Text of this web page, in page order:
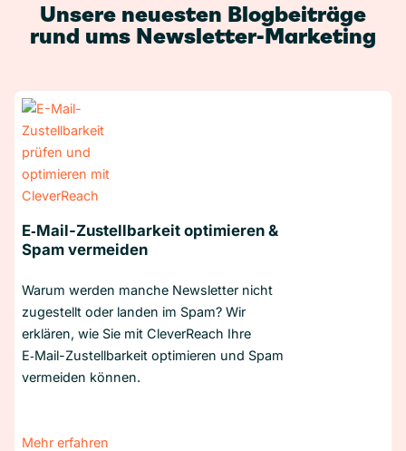
Unsere neuesten Blogbeiträge
rund ums Newsletter-Marketing
E‑Mail-Zustellbarkeit optimieren &
Spam vermeiden
Warum werden manche Newsletter nicht
zugestellt oder landen im Spam? Wir
erklären, wie Sie mit CleverReach Ihre
E‑Mail-Zustellbarkeit optimieren und Spam
vermeiden können.
Mehr erfahren